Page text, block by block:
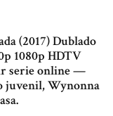
(2017) Dublado
1080p HDTV
serie online —
juvenil, Wynonna